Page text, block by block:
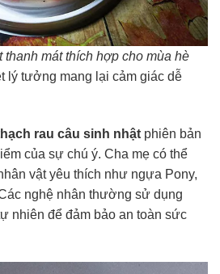
thanh mát thích hợp cho mùa hè
lý tưởng mang lại cảm giác dễ
rau câu sinh nhật phiên bản
của sự chú ý. Cha mẹ có thể
vật yêu thích như ngựa Pony,
nghệ nhân thường sử dụng
nhiên để đảm bảo an toàn sức